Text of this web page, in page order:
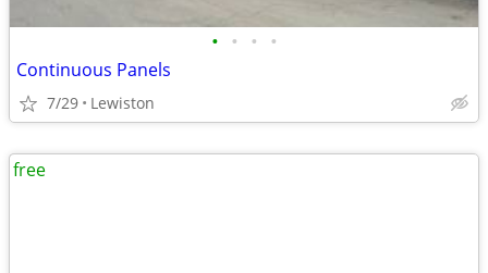
• • • •
Continuous Panels
7/29 Lewiston
free